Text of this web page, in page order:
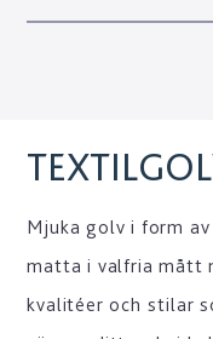
Mjuka golv i form
matta i valfria mått
kvalitéer och stilar